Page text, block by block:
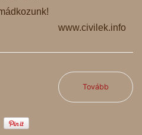
www.civilek.info
Tovább